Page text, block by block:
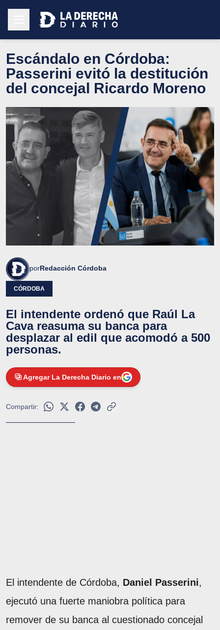
Escándalo en Córdoba:
Passerini evitó la destitución
del concejal Ricardo Moreno
porRedacción Córdoba
CÓRDOBA
El intendente ordenó que Raúl La
Cava reasuma su banca para
desplazar al edil que acomodó a 500
personas.
Agregar La Derecha Diario en
Compartir:
El intendente de Córdoba, Daniel Passerini,
ejecutó una fuerte maniobra política para
remover de su banca al cuestionado concejal